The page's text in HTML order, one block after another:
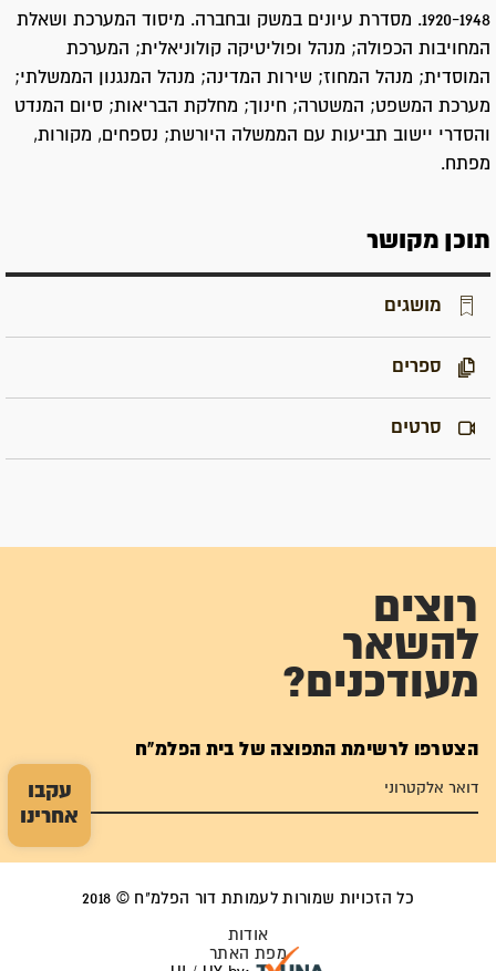
עקבו
אחרינו
1920-1948. מסדרת עיונים במשק ובחברה. מיסוד המערכת ושאלת
המחויבות הכפולה; מנהל ופוליטיקה קולוניאלית; המערכת
המוסדית; מנהל המחוז; שירות המדינה; מנהל המנגנון הממשלתי;
מערכת המשפט; המשטרה; חינוך; מחלקת הבריאות; סיום המנדט
והסדרי יישוב תביעות עם הממשלה היורשת; נספחים, מקורות,
מפתח.
תוכן מקושר
מושגים
ספרים
סרטים
רוצים
להשאר
מעודכנים?
הצטרפו לרשימת התפוצה של בית הפלמ"ח
כל הזכויות שמורות לעמותת דור הפלמ"ח © 2018
אודות
מפת האתר